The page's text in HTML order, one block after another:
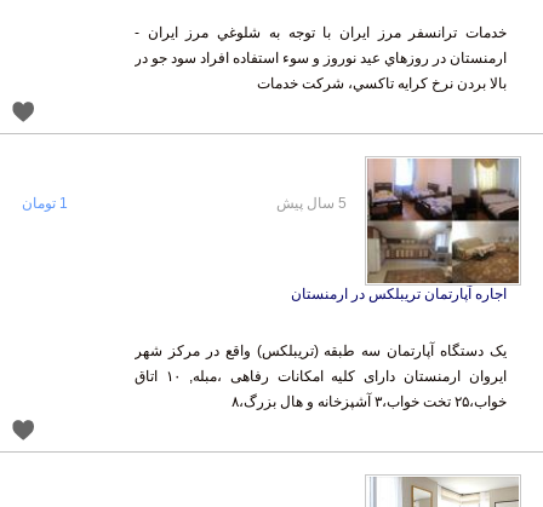
خدمات ترانسفر مرز ايران با توجه به شلوغي مرز ايران -‌
ارمنستان در روزهاي عيد نوروز و سوء استفاده افراد سود جو در
بالا بردن نرخ کرايه تاکسي، شرکت خدمات
اجاره آپارتمان تریبلکس در ارمنستان
یک دستگاه آپارتمان سه طبقه (تریبلکس) واقع در مرکز شهر
ایروان ارمنستان دارای کلیه امکانات رفاهی ،مبله, ۱۰ اتاق
خواب،۲۵ تخت خواب،۳ آشپزخانه و هال بزرگ،۸
5 سال پیش 1 تومان